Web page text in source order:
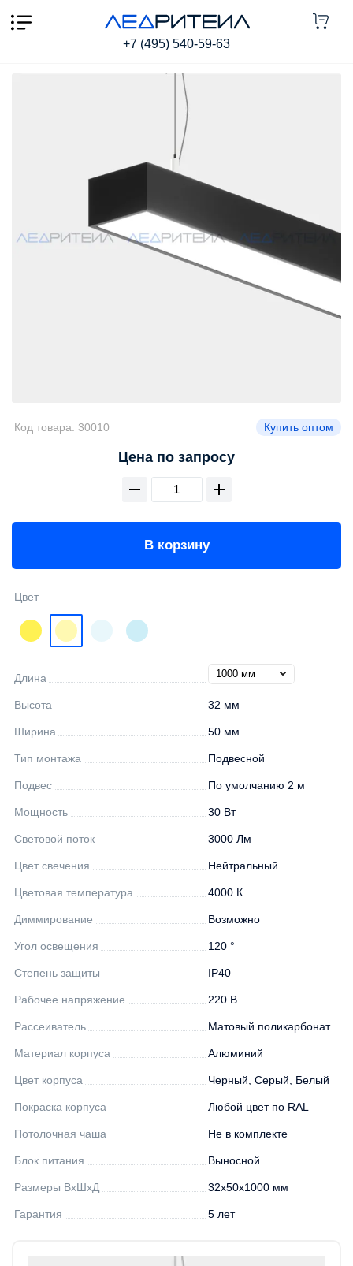
+7 (495) 540-59-63
Подвесной светильник SR LINEA ROPE P3250 30W
3000Lm 4000K 1000mm
Код товара: 30010 Купить оптом
Цвет
Длина
Высота 32 мм
Ширина 50 мм
Тип монтажа Подвесной
Подвес По умолчанию 2 м
Мощность 30 Вт
Световой поток 3000 Лм
Цвет свечения Нейтральный
Цветовая температура 4000 К
Диммирование Возможно
Угол освещения 120 °
Степень защиты IP40
Рабочее напряжение 220 В
Рассеиватель Матовый поликарбонат
Материал корпуса Алюминий
Цвет корпуса Черный, Серый, Белый
Покраска корпуса Любой цвет по RAL
Потолочная чаша Не в комплекте
Блок питания Выносной
Размеры ВхШхД 32х50х1000 мм
Гарантия 5 лет
Цена по запросу
В корзину